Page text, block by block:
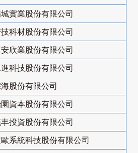
實業股份有限公司
科材股份有限公司
欣業股份有限公司
科技股份有限公司
股份有限公司
資本股份有限公司
投資股份有限公司
系統科技股份有限公司